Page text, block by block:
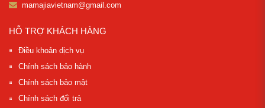
mamajiavietnam@gmail.com
HỖ TRỢ KHÁCH HÀNG
Điều khoản dịch vụ
Chính sách bảo hành
Chính sách bảo mật
Chính sách đổi trả